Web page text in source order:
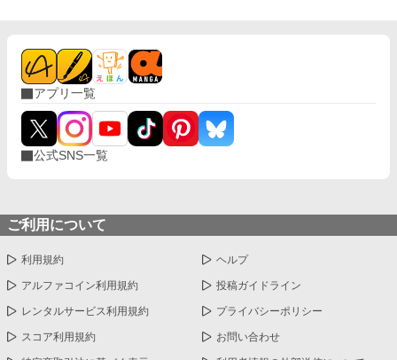
アプリ一覧
公式SNS一覧
ご利用について
利用規約 ヘルプ
アルファコイン利用規約 投稿ガイドライン
レンタルサービス利用規約 プライバシーポリシー
スコア利用規約 お問い合わせ